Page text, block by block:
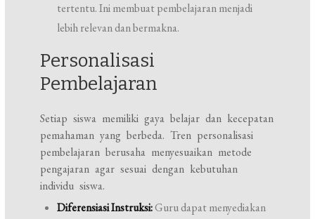
tertentu. Ini membuat pembelajaran menjadi
lebih relevan dan bermakna.
Personalisasi
Pembelajaran
Setiap siswa memiliki gaya belajar dan kecepatan
pemahaman yang berbeda. Tren personalisasi
pembelajaran berusaha menyesuaikan metode
pengajaran agar sesuai dengan kebutuhan
individu siswa.
Diferensiasi Instruksi:Guru dapat menyediakan